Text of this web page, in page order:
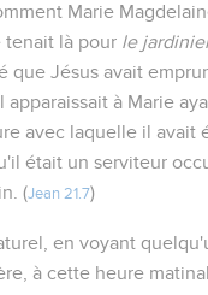
Marie
tenait là pour le
que Jésus avait
à Marie
avec laquelle il avait
était un serviteur
(Jean 21.7)
en voyant
à cette heure